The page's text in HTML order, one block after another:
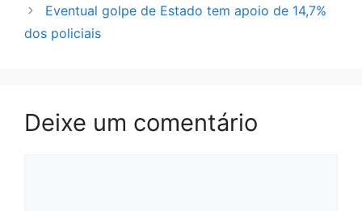
Eventual golpe de Estado tem apoio de 14,7%
dos policiais
Deixe um comentário